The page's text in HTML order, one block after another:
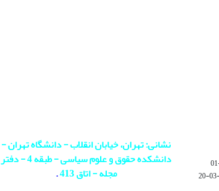
نشانی: تهران، خیابان انقلاب - دانشگاه تهران -
دانشکده حقوق و علوم سیاسی - طبقه 4 - دفتر
مجله - اتاق 413
.